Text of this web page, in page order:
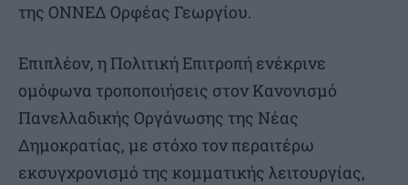
της ΟΝΝΕΔ Ορφέας Γεωργίου.
Επιπλέον, η Πολιτική Επιτροπή ενέκρινε
ομόφωνα τροποποιήσεις στον Κανονισμό
Πανελλαδικής Οργάνωσης της Νέας
Δημοκρατίας, με στόχο τον περαιτέρω
εκσυγχρονισμό της κομματικής λειτουργίας,